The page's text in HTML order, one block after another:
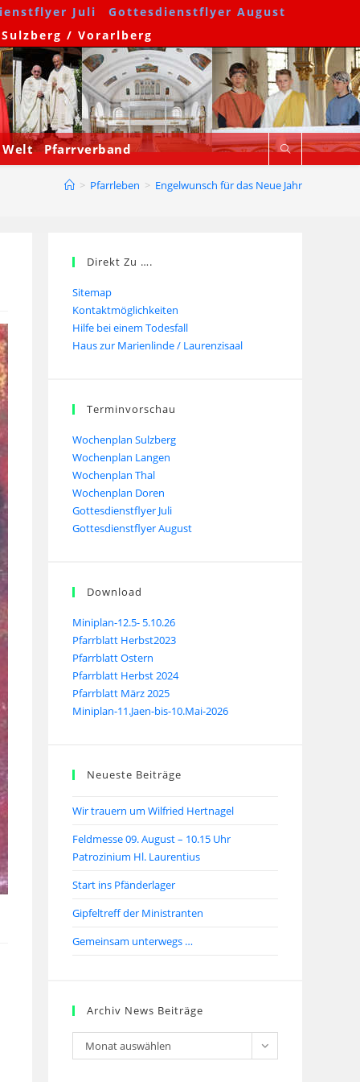
Juli
Gottesdienstflyer August
/ Vorarlberg
Welt Pfarrverband
> Pfarrleben > Engelwunsch für das Neue Jahr
Direkt Zu ….
Sitemap
Kontaktmöglichkeiten
Hilfe bei einem Todesfall
Haus zur Marienlinde / Laurenzisaal
Terminvorschau
Wochenplan Sulzberg
Wochenplan Langen
Wochenplan Thal
Wochenplan Doren
Gottesdienstflyer Juli
Gottesdienstflyer August
Download
Miniplan-12.5- 5.10.26
Pfarrblatt Herbst2023
Pfarrblatt Ostern
Pfarrblatt Herbst 2024
Pfarrblatt März 2025
Miniplan-11.Jaen-bis-10.Mai-2026
Neueste Beiträge
Wir trauern um Wilfried Hertnagel
Feldmesse 09. August – 10.15 Uhr
Patrozinium Hl. Laurentius
Start ins Pfänderlager
Gipfeltreff der Ministranten
Gemeinsam unterwegs …
Archiv News Beiträge
Monat auswählen